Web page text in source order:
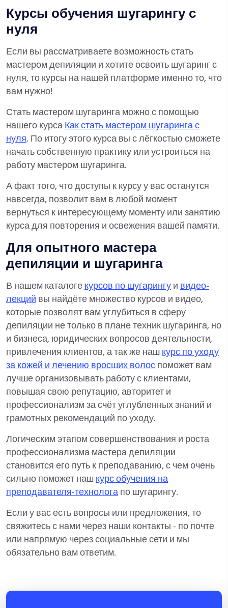
Курсы обучения шугарингу с
нуля
Если вы рассматриваете возможность стать
мастером депиляции и хотите освоить шугаринг с
нуля, то курсы на нашей платформе именно то, что
вам нужно!
Стать мастером шугаринга можно с помощью
нашего курсаКак стать мастером шугаринга с
нуля. По итогу этого курса вы с лёгкостью сможете
начать собственную практику или устроиться на
работу мастером шугаринга.
А факт того, что доступы к курсу у вас останутся
навсегда, позволит вам в любой момент
вернуться к интересующему моменту или занятию
курса для повторения и освежения вашей памяти.
Для опытного мастера
депиляции и шугаринга
В нашем каталогекурсов по шугарингуивидео-
лекцийвы найдёте множество курсов и видео,
которые позволят вам углубиться в сферу
депиляции не только в плане техник шугаринга, но
и бизнеса, юридических вопросов деятельности,
привлечения клиентов, а так же нашкурс по уходу
за кожей и лечению вросших волоспоможет вам
лучше организовывать работу с клиентами,
повышая свою репутацию, авторитет и
профессионализм за счёт углубленных знаний и
грамотных рекомендаций по уходу.
Логическим этапом совершенствования и роста
профессионализма мастера депиляции
становится его путь к преподаванию, с чем очень
сильно поможет нашкурс обучения на
преподавателя-технологапо шугарингу.
Если у вас есть вопросы или предложения, то
свяжитесь с нами через наши контакты - по почте
или напрямую через социальные сети и мы
обязательно вам ответим.